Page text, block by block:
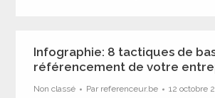
Infographie: 8 tactiques de
référencement de votre
Non classé Par referenceur.be 12 octobre